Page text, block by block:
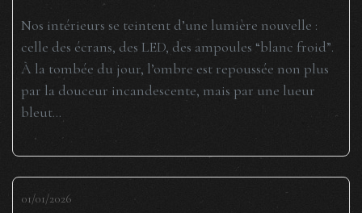
Nos intérieurs se teintent d’une lumière nouvelle :
celle des écrans, des LED, des ampoules “blanc froid”.
À la tombée du jour, l’ombre est repoussée non plus
par la douceur incandescente, mais par une lueur
bleut...
01/01/2026